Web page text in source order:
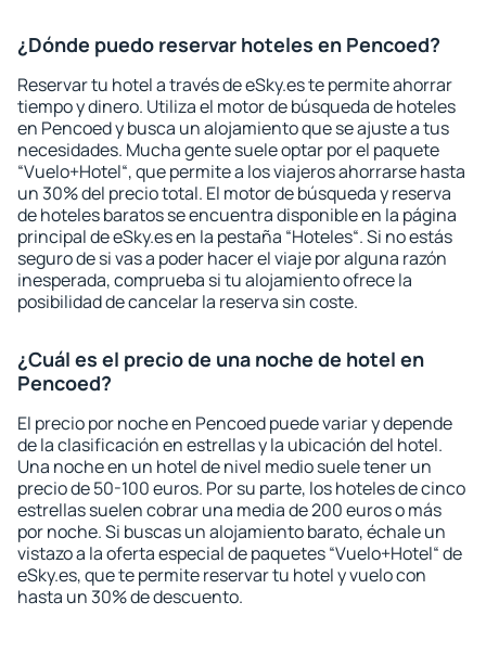
¿Dónde puedo reservar hoteles en Pencoed?
Reservar tu hotel a través de eSky.es te permite ahorrar
tiempo y dinero. Utiliza el motor de búsqueda de hoteles
en Pencoed y busca un alojamiento que se ajuste a tus
necesidades. Mucha gente suele optar por el paquete
“Vuelo+Hotel“, que permite a los viajeros ahorrarse hasta
un 30% del precio total. El motor de búsqueda y reserva
de hoteles baratos se encuentra disponible en la página
principal de eSky.es en la pestaña “Hoteles“. Si no estás
seguro de si vas a poder hacer el viaje por alguna razón
inesperada, comprueba si tu alojamiento ofrece la
posibilidad de cancelar la reserva sin coste.
¿Cuál es el precio de una noche de hotel en
Pencoed?
El precio por noche en Pencoed puede variar y depende
de la clasificación en estrellas y la ubicación del hotel.
Una noche en un hotel de nivel medio suele tener un
precio de 50-100 euros. Por su parte, los hoteles de cinco
estrellas suelen cobrar una media de 200 euros o más
por noche. Si buscas un alojamiento barato, échale un
vistazo a la oferta especial de paquetes “Vuelo+Hotel“ de
eSky.es, que te permite reservar tu hotel y vuelo con
hasta un 30% de descuento.